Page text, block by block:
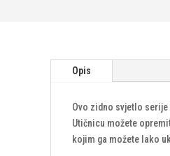
Opis
Ovo zidno svjetlo
Utičnicu možete
kojim ga možete lako